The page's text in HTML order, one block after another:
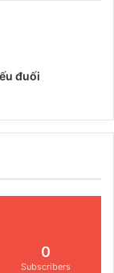
đuối
0
Subscribers